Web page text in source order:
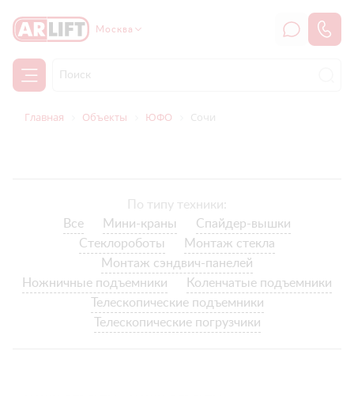
Москва
Главная Объекты ЮФО Сочи
По типу техники:
Все
Мини-краны
Спайдер-вышки
Стеклороботы
Монтаж стекла
Монтаж сэндвич-панелей
Ножничные подъемники
Коленчатые подъемники
Телескопические подъемники
Телескопические погрузчики